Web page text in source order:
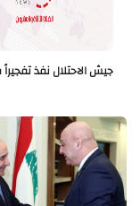
جيش الاحتلال نفذ